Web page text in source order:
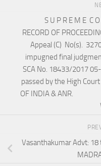
S U P R E M E
RECORD OF
Appeal (C) No(s).
impugned final
SCA No. 18433/2017
passed by the High
OF INDIA &
Vasanthakumar Advt: 18